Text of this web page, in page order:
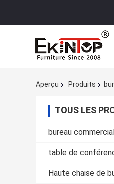
Aperçu Produits
TOUS LES
bureau commercial
table de
Haute chaise de